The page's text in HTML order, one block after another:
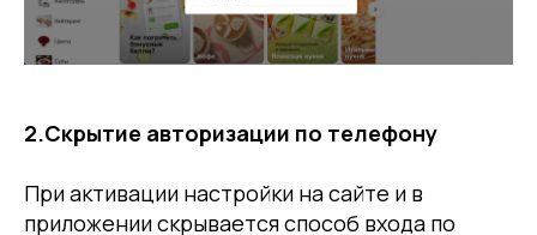
2.Скрытие авторизации по телефону
При активации настройки на сайте и в
приложении скрывается способ входа по